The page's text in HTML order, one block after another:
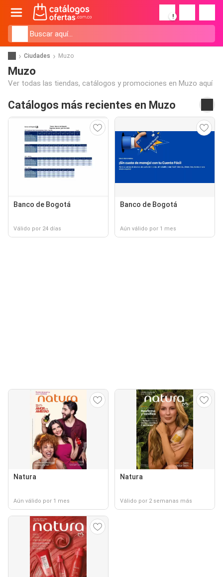
!
Ciudades Muzo
Muzo
Ver todas las tiendas, catálogos y promociones en Muzo aquí
Catálogos más recientes en Muzo
Banco de Bogotá
Válido por 24 días
Banco de Bogotá
Aún válido por 1 mes
Natura
Aún válido por 1 mes
Natura
Válido por 2 semanas más